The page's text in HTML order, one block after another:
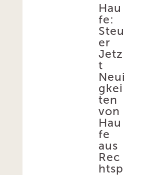
Hau
fe:
Steu
er
Jetz
t
Neui
gkei
ten
von
Hau
fe
aus
Rec
htsp